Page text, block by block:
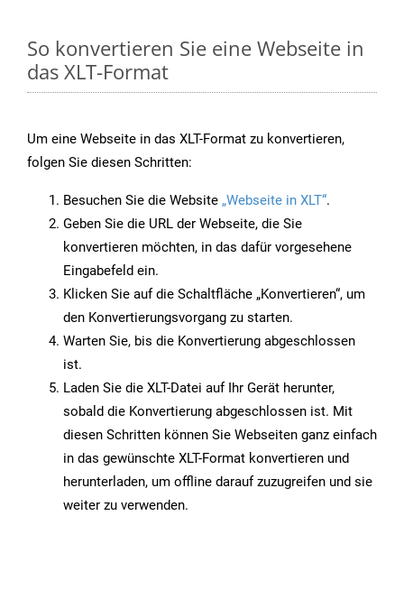
So konvertieren Sie eine Webseite in
das XLT-Format
Um eine Webseite in das XLT-Format zu konvertieren,
folgen Sie diesen Schritten:
Besuchen Sie die Website „Webseite in XLT“.
Geben Sie die URL der Webseite, die Sie
konvertieren möchten, in das dafür vorgesehene
Eingabefeld ein.
Klicken Sie auf die Schaltfläche „Konvertieren“, um
den Konvertierungsvorgang zu starten.
Warten Sie, bis die Konvertierung abgeschlossen
ist.
Laden Sie die XLT-Datei auf Ihr Gerät herunter,
sobald die Konvertierung abgeschlossen ist. Mit
diesen Schritten können Sie Webseiten ganz einfach
in das gewünschte XLT-Format konvertieren und
herunterladen, um offline darauf zuzugreifen und sie
weiter zu verwenden.